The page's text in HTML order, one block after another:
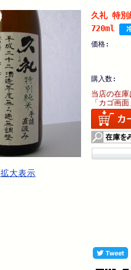
拡大表示
久礼 特別
720ml
価格:
購入数:
当店の在
「カゴ画